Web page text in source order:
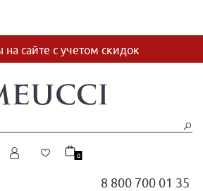
сайте с учетом скидок
8 800 700 01 35
0